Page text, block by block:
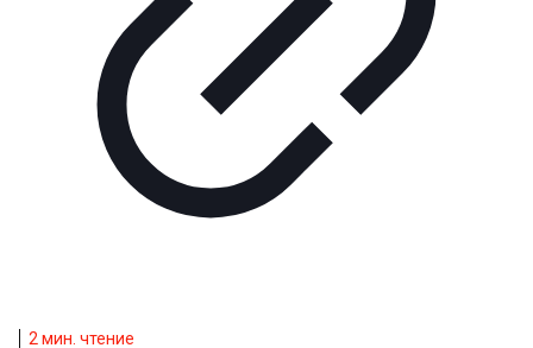
2 мин. чтение